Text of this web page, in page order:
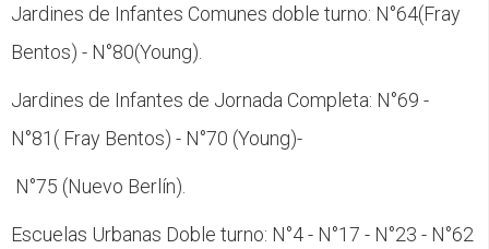
Jardines de Infantes Comunes doble turno: N°64(Fray
Bentos) - N°80(Young).
Jardines de Infantes de Jornada Completa: N°69 -
N°81( Fray Bentos) - N°70 (Young)-
N°75 (Nuevo Berlín).
Escuelas Urbanas Doble turno: N°4 - N°17 - N°23 - N°62